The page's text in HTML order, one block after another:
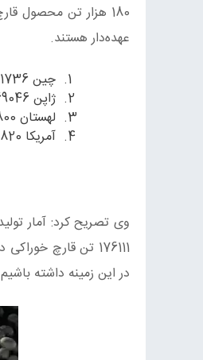
180 هزار تن محصول
عهده‌دار هستند.
چین 4111736 تن در سال
ژاپن 469046 تن در سال
لهستان 378800 تن در سال
آمریکا 343820 تن در سال
در این زمینه داشته